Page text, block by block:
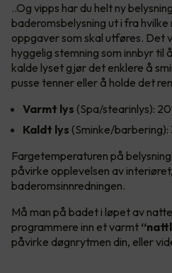
..Og vipps har du helt ny
baderomsbelysning ut i fra
oppgaver som skal utføres. Det
hyggelig stemning som innbyr til
kalde lyset gjør det enklere å
pusse tenner eller å holde det
Varmt lys (Spa/stearinlys):
Kaldt lys (Sminke/
Fargetemperaturen på
påvirke opplevelsen av
baderomsinnredningen.
Må man på badet i løpet av
programmere inn et varmt
påvirke døgnrytmen din, eller